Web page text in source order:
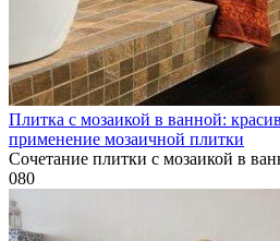
Плитка с мозаикой в ванной:
применение мозаичной плитки
Сочетание плитки с мозаикой в
080